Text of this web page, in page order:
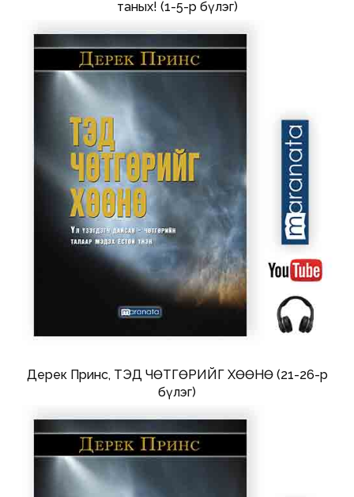
таных! (1-5-р бүлэг)
Дерек Принс, ТЭД ЧӨТГӨРИЙГ ХӨӨНӨ (21-26-р
бүлэг)